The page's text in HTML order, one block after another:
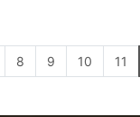
8 9 10 11